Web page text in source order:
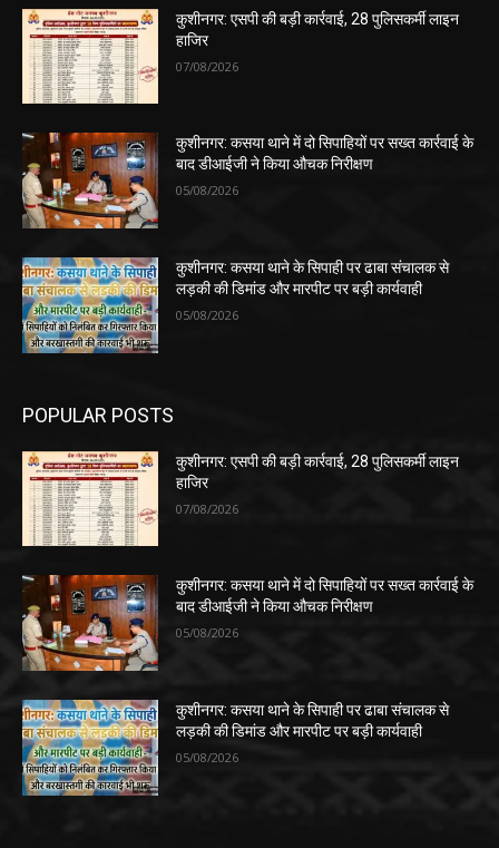
कुशीनगर: एसपी की बड़ी कार्रवाई, 28 पुलिसकर्मी लाइन
हाजिर
07/08/2026
कुशीनगर: कसया थाने में दो सिपाहियों पर सख्त कार्रवाई के
बाद डीआईजी ने किया औचक निरीक्षण
05/08/2026
कुशीनगर: कसया थाने के सिपाही पर ढाबा संचालक से
लड़की की डिमांड और मारपीट पर बड़ी कार्यवाही
05/08/2026
POPULAR POSTS
कुशीनगर: एसपी की बड़ी कार्रवाई, 28 पुलिसकर्मी लाइन
हाजिर
07/08/2026
कुशीनगर: कसया थाने में दो सिपाहियों पर सख्त कार्रवाई के
बाद डीआईजी ने किया औचक निरीक्षण
05/08/2026
कुशीनगर: कसया थाने के सिपाही पर ढाबा संचालक से
लड़की की डिमांड और मारपीट पर बड़ी कार्यवाही
05/08/2026